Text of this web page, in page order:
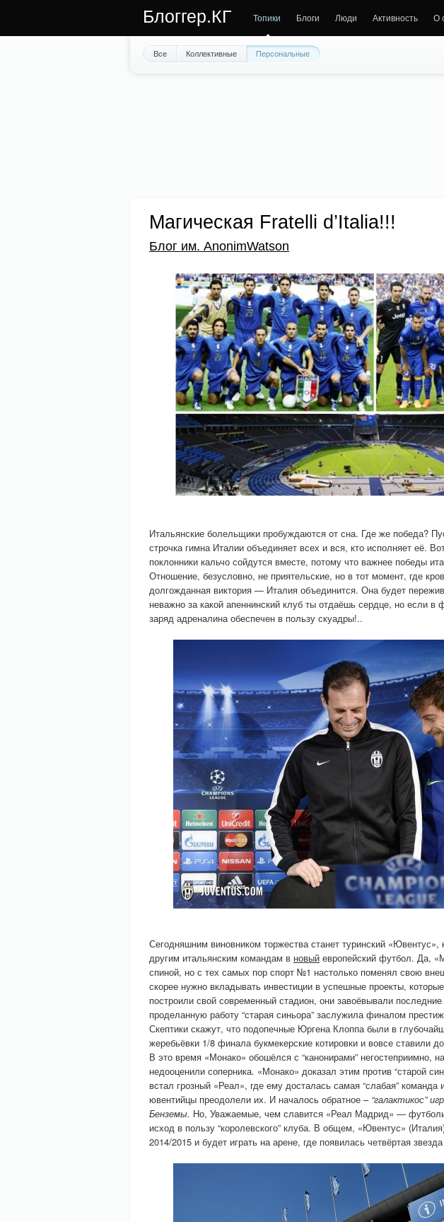
Блоггер.КГ Топики Блоги Люди Активность О
Все Коллективные Персональные
Магическая Fratelli d’Italia!!!
Блог им. AnonimWatson
Итальянские болельщики пробуждаются от сна. Где же победа?
строчка гимна Италии объединяет всех и вся, кто исполняет её.
поклонники кальчо сойдутся вместе, потому что важнее победы
Отношение, безусловно, не приятельские, но в тот момент, где
долгожданная виктория — Италия объединится. Она будет
неважно за какой апеннинский клуб ты отдаёшь сердце, но если в
заряд адреналина обеспечен в пользу скуадры!..
Сегодняшним виновником торжества станет туринский «Ювентус»,
другим итальянским командам в новый европейский футбол. Да,
спиной, но с тех самых пор спорт №1 настолько поменял свою
скорее нужно вкладывать инвестиции в успешные проекты,
построили свой современный стадион, они завоёвывали
проделанную работу “старая синьора” заслужила финалом
Скептики скажут, что подопечные Юргена Клоппа были в
жеребьёвки 1/8 финала букмекерские котировки и вовсе ставили
В это время «Монако» обошёлся с “канонирами” негостеприимно,
недооценили соперника. «Монако» доказал этим против “старой
встал грозный «Реал», где ему досталась самая “слабая” команда
ювентийцы преодолели их. И началось обратное – “галактикос”
Бенземы. Но, Уважаемые, чем славится «Реал Мадрид» —
исход в пользу “королевского” клуба. В общем, «Ювентус»
2014/2015 и будет играть на арене, где появилась четвёртая